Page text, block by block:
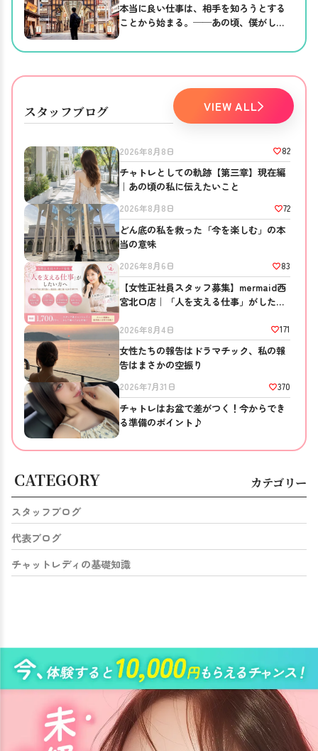
本当に良い仕事は、相手を知ろうとする
ことから始まる。──あの頃、僕がして
スタッフブログ VIEW ALL
2026年8月8日 82
チャトレとしての軌跡【第三章】現在編
｜あの頃の私に伝えたいこと
2026年8月8日 72
どん底の私を救った「今を楽しむ」の本
当の意味
2026年8月6日 83
【女性正社員スタッフ募集】mermaid西
宮北口店｜「人を支える仕事」がしたい
2026年8月4日 171
女性たちの報告はドラマチック、私の報
告はまさかの空振り
2026年7月31日 370
チャトレはお盆で差がつく！今からでき
る準備のポイント♪
CATEGORY カテゴリー
スタッフブログ
代表ブログ
チャットレディの基礎知識